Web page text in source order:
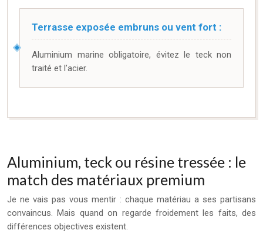
Terrasse exposée embruns ou vent fort :
Aluminium marine obligatoire, évitez le teck non
traité et l’acier.
Aluminium, teck ou résine tressée : le
match des matériaux premium
Je ne vais pas vous mentir : chaque matériau a ses partisans
convaincus. Mais quand on regarde froidement les faits, des
différences objectives existent.